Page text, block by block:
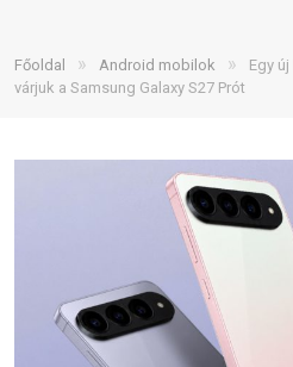
Főoldal » Android mobilok »
Egy
várjuk a Samsung Galaxy S27 Prót